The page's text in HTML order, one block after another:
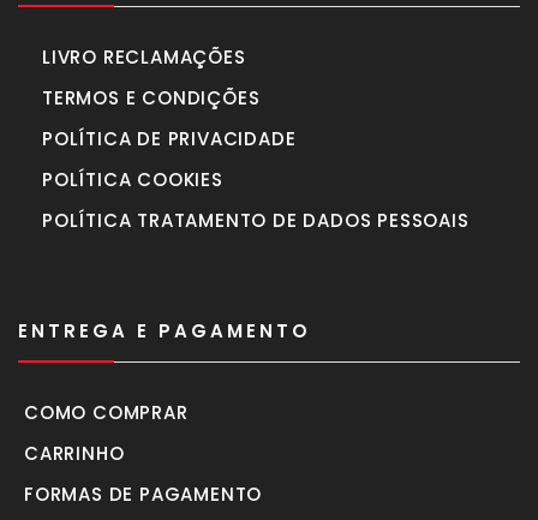
LIVRO RECLAMAÇÕES
TERMOS E CONDIÇÕES
POLÍTICA DE PRIVACIDADE
POLÍTICA COOKIES
POLÍTICA TRATAMENTO DE DADOS PESSOAIS
ENTREGA E PAGAMENTO
COMO COMPRAR
CARRINHO
FORMAS DE PAGAMENTO